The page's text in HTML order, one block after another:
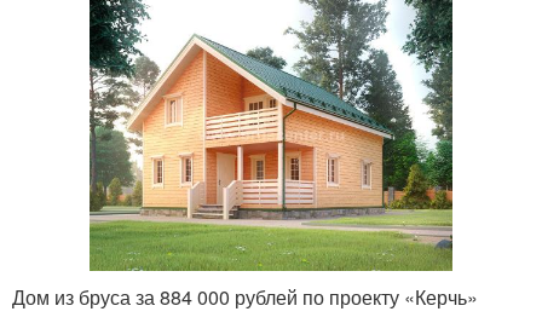
Дом из бруса за 884 000 рублей по проекту «Керчь»